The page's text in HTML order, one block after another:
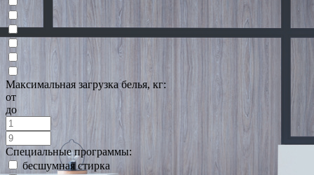
Максимальная загрузка белья, кг:
от
до
Специальные программы:
бесшумная стирка